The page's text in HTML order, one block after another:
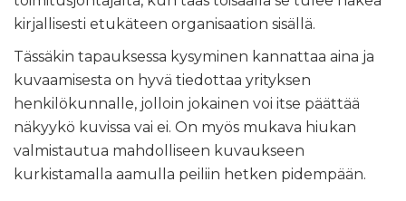
kirjallisesti etukäteen organisaation sisällä.
Tässäkin tapauksessa kysyminen kannattaa aina ja
kuvaamisesta on hyvä tiedottaa yrityksen
henkilökunnalle, jolloin jokainen voi itse päättää
näkyykö kuvissa vai ei. On myös mukava hiukan
valmistautua mahdolliseen kuvaukseen
kurkistamalla aamulla peiliin hetken pidempään.